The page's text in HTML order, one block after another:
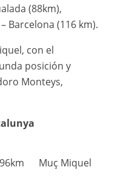
(88km),
Barcelona (116 km).
con el
posición y
Monteys,
Muç Miquel